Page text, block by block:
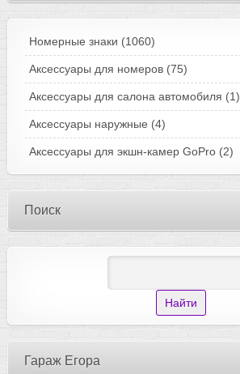
Номерные знаки (1060)
Аксессуары для номеров (75)
Аксессуары для салона автомобиля (1)
Аксессуары наружные (4)
Аксессуары для экшн-камер GoPro (2)
Поиск
Гараж Егора